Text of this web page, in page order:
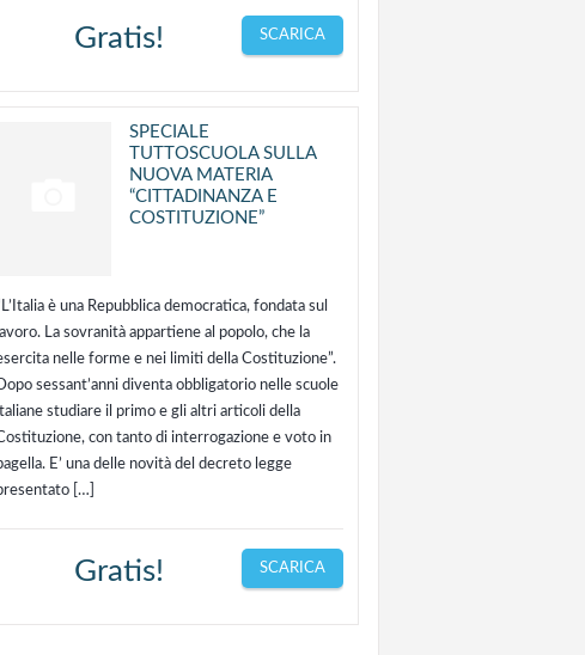
Gratis! SCARICA
SPECIALE
TUTTOSCUOLA SULLA
NUOVA MATERIA
“CITTADINANZA E
COSTITUZIONE”
è una Repubblica democratica, fondata sul
lavoro. La sovranità appartiene al popolo, che la
nelle forme e nei limiti della Costituzione”.
sessant’anni diventa obbligatorio nelle scuole
studiare il primo e gli altri articoli della
con tanto di interrogazione e voto in
E’ una delle novità del decreto legge
[…]
Gratis! SCARICA